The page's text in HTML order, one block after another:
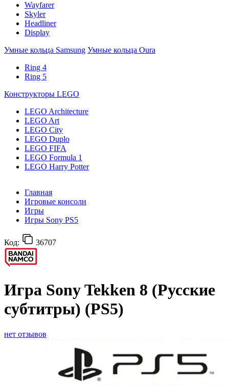
Wayfarer
Skyler
Headliner
Display
Умные кольца Samsung Умные кольца Oura
Ring 4
Ring 5
Конструкторы LEGO
LEGO Architecture
LEGO Art
LEGO City
LEGO Duplo
LEGO FIFA
LEGO Formula 1
LEGO Harry Potter
Главная
Игровые консоли
Игры
Игры Sony PS5
Код: 36707
Игра Sony Tekken 8 (Русские
субтитры) (PS5)
нет отзывов